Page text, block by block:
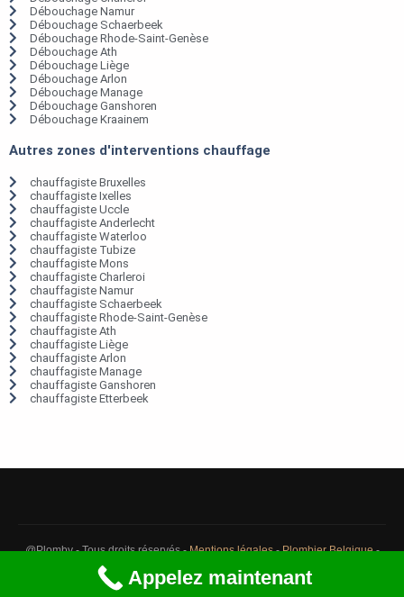
Débouchage Namur
Débouchage Schaerbeek
Débouchage Rhode-Saint-Genèse
Débouchage Ath
Débouchage Liège
Débouchage Arlon
Débouchage Manage
Débouchage Ganshoren
Débouchage Kraainem
Autres zones d'interventions chauffage
chauffagiste Bruxelles
chauffagiste Ixelles
chauffagiste Uccle
chauffagiste Anderlecht
chauffagiste Waterloo
chauffagiste Tubize
chauffagiste Mons
chauffagiste Charleroi
chauffagiste Namur
chauffagiste Schaerbeek
chauffagiste Rhode-Saint-Genèse
chauffagiste Ath
chauffagiste Liège
chauffagiste Arlon
chauffagiste Manage
chauffagiste Ganshoren
chauffagiste Etterbeek
@Plomby - Tous droits réservés -Mentions légales-Plombier Belgique-
Débouchage Belgique
Appelez maintenant